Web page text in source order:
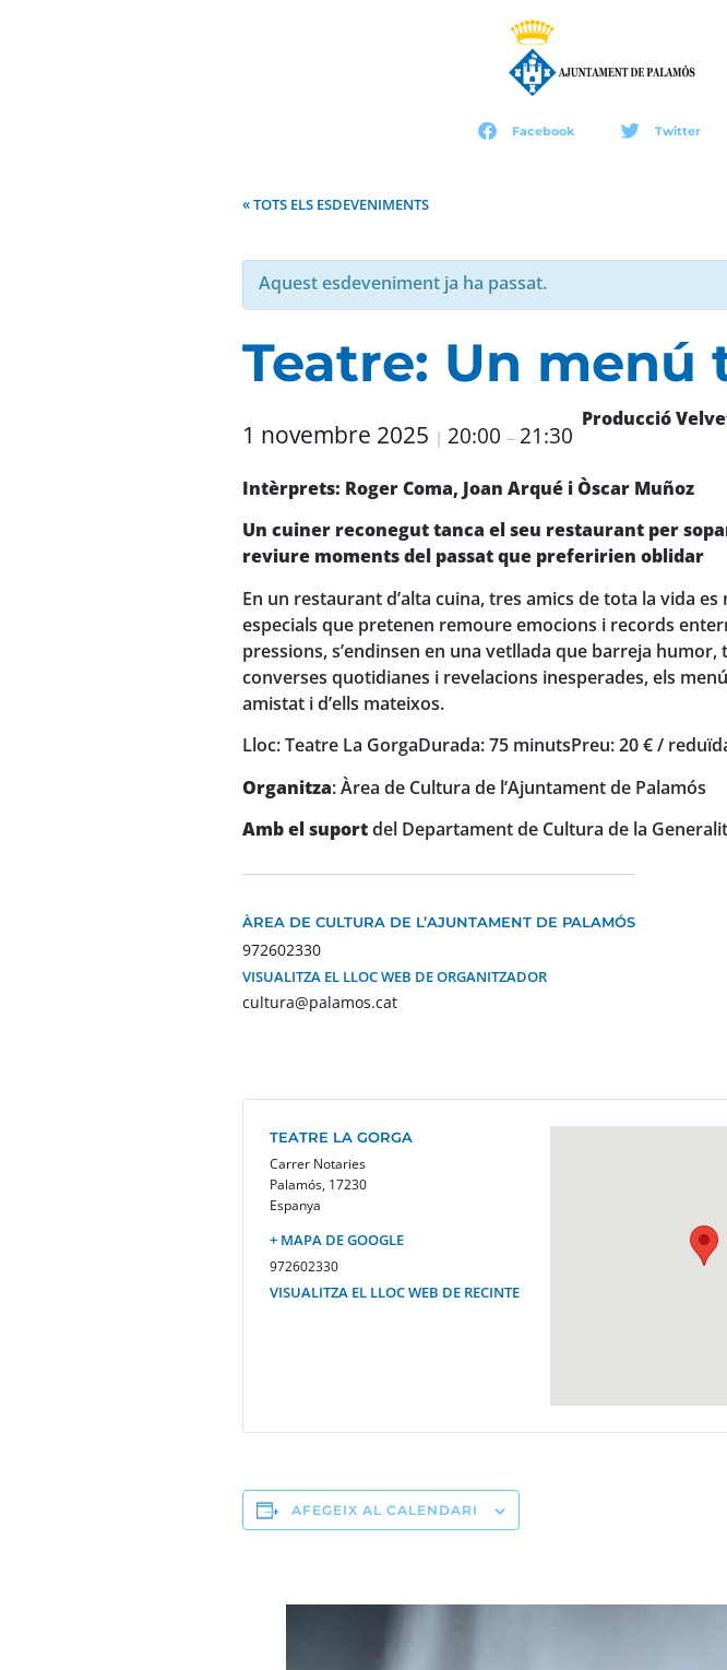
Facebook Twitter
« TOTS ELS ESDEVENIMENTS
Aquest esdeveniment ja ha passat.
Teatre: Un menú
1 novembre 2025 | 20:00 – 21:30
Producció
Intèrprets: Roger Coma, Joan Arqué i Òscar Muñoz
Un cuiner reconegut tanca el seu restaurant per
reviure moments del passat que preferirien oblidar
En un restaurant d’alta cuina, tres amics de tota la vida
especials que pretenen remoure emocions i records
pressions, s’endinsen en una vetllada que barreja
converses quotidianes i revelacions inesperades, els
amistat i d’ells mateixos.
Lloc: Teatre La GorgaDurada: 75 minutsPreu: 20 € /
Organitza: Àrea de Cultura de l’Ajuntament de Palamós
Amb el suportdel Departament de Cultura de la
ÀREA DE CULTURA DE L’AJUNTAMENT DE PALAMÓS
972602330
VISUALITZA EL LLOC WEB DE ORGANITZADOR
cultura@palamos.cat
TEATRE LA GORGA
Carrer Notaries
Palamós, 17230
Espanya
+ MAPA DE GOOGLE
972602330
VISUALITZA EL LLOC WEB DE RECINTE
AFEGEIX AL CALENDARI